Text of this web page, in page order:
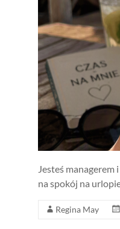
Jesteś managerem
na spokój na
Regina May